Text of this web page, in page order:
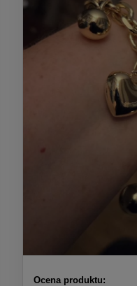
Ocena produktu: